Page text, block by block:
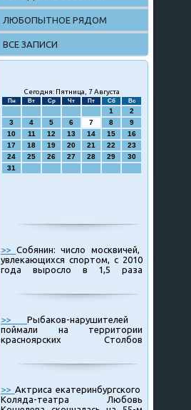
ЛЮБОПЫТНОЕ РЯДОМ
ВСЕ ЗАПИСИ
Сегодня: Пятница, 7 Августа
Пн Вт Ср Чт Пт Сб Вс
1
2
3
4 5 6 7 8
9
10
11 12 13 14 15
16
17
18 19 20 21 22
23
24
25 26 27 28 29
30
31
>> Собянин: число москвичей,
увлекающихся спортом, с 2010
года выросло в 1,5 раза
>> Рыбаков-нарушителей
поймали на территории
красноярских Столбов
>> Актриса екатеринбургского
Коляда-театра Любовь